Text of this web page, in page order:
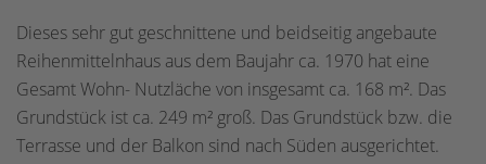
Dieses sehr gut geschnittene und beidseitig angebaute
Reihenmittelnhaus aus dem Baujahr ca. 1970 hat eine
Gesamt Wohn- Nutzläche von insgesamt ca. 168 m². Das
Grundstück ist ca. 249 m² groß. Das Grundstück bzw. die
Terrasse und der Balkon sind nach Süden ausgerichtet.